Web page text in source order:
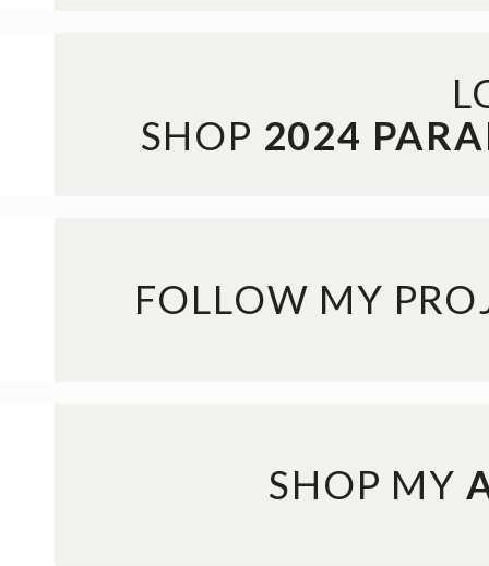
SHOP 2024
FOLLOW MY
SHOP MY